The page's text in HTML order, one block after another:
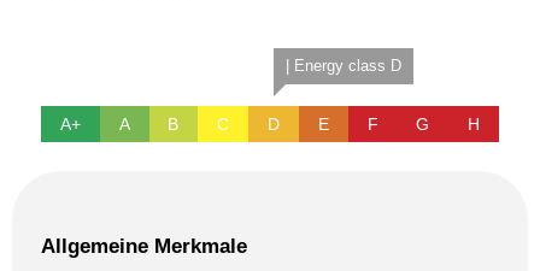
A+ A B C
| Energy class D
D E F G H
Allgemeine Merkmale